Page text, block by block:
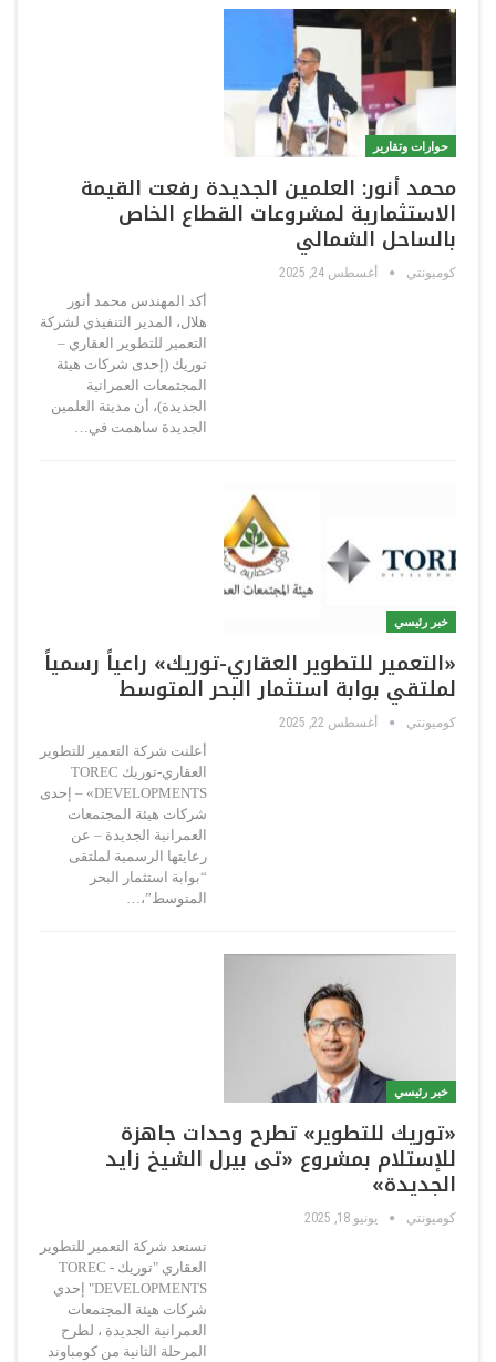
حوارات وتقارير
محمد أنور: العلمين الجديدة رفعت القيمة
الاستثمارية لمشروعات القطاع الخاص
بالساحل الشمالي
كوميونتي أغسطس 24, 2025
أكد المهندس محمد أنور
هلال، المدير التنفيذي لشركة
التعمير للتطوير العقاري –
توريك (إحدى شركات هيئة
المجتمعات العمرانية
الجديدة)، أن مدينة العلمين
الجديدة ساهمت في…
خبر رئيسي
«التعمير للتطوير العقاري-توريك» راعياً رسمياً
لملتقي بوابة استثمار البحر المتوسط
كوميونتي أغسطس 22, 2025
أعلنت شركة التعمير للتطوير
العقاري-توريك TOREC
DEVELOPMENTS» – إحدى
شركات هيئة المجتمعات
العمرانية الجديدة – عن
رعايتها الرسمية لملتقى
“بوابة استثمار البحر
المتوسط”،…
خبر رئيسي
«توريك للتطوير» تطرح وحدات جاهزة
للإستلام بمشروع «تى بيرل الشيخ زايد
الجديدة»
كوميونتي يونيو 18, 2025
تستعد شركة التعمير للتطوير
العقاري "توريك - TOREC
DEVELOPMENTS" إحدي
شركات هيئة المجتمعات
العمرانية الجديدة ، لطرح
المرحلة الثانية من كومباوند